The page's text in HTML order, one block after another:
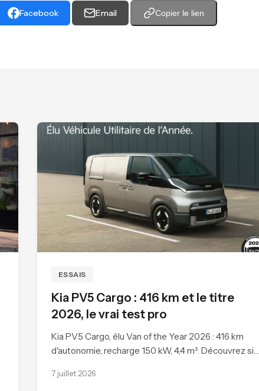
Facebook Email Copier le lien
ESSAIS
Kia PV5 Cargo : 416 km et le titre
2026, le vrai test pro
Kia PV5 Cargo, élu Van of the Year 2026 : 416 km
d'autonomie, recharge 150 kW, 4,4 m³. Découvrez si…
7 juillet 2026